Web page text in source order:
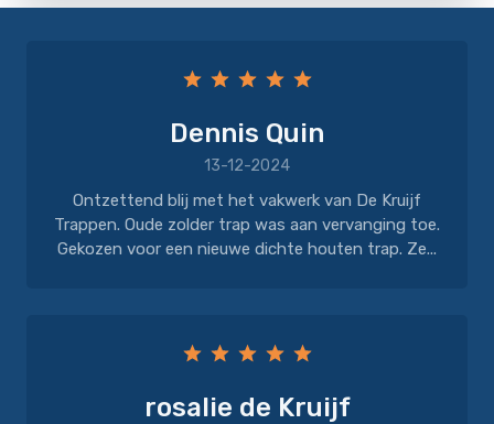
Dennis Quin
13-12-2024
Ontzettend blij met het vakwerk van De Kruijf
Trappen. Oude zolder trap was aan vervanging toe.
Gekozen voor een nieuwe dichte houten trap. Ze...
rosalie de Kruijf